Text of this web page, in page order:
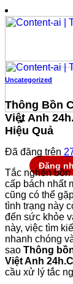
đến
Đăng
Uncategorized
Thông Bồn
Việt Anh
Hiệu Quả
Đã đăng trên
Tắc nghẽn
cấp bách nhất
cũng có thể
tình trạng này
đến sức khỏe
này, việc tìm
nhanh chóng
sao Thông
Việt Anh
cầu xử lý tắc